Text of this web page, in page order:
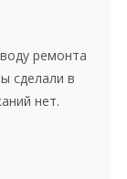
ремонта
сделали в
нет.